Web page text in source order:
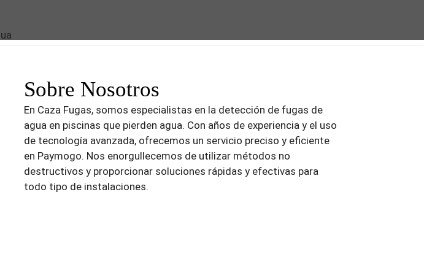
Sobre Nosotros
En Caza Fugas, somos especialistas en la detección de fugas de
agua en piscinas que pierden agua. Con años de experiencia y el uso
de tecnología avanzada, ofrecemos un servicio preciso y eficiente
en Paymogo. Nos enorgullecemos de utilizar métodos no
destructivos y proporcionar soluciones rápidas y efectivas para
todo tipo de instalaciones.